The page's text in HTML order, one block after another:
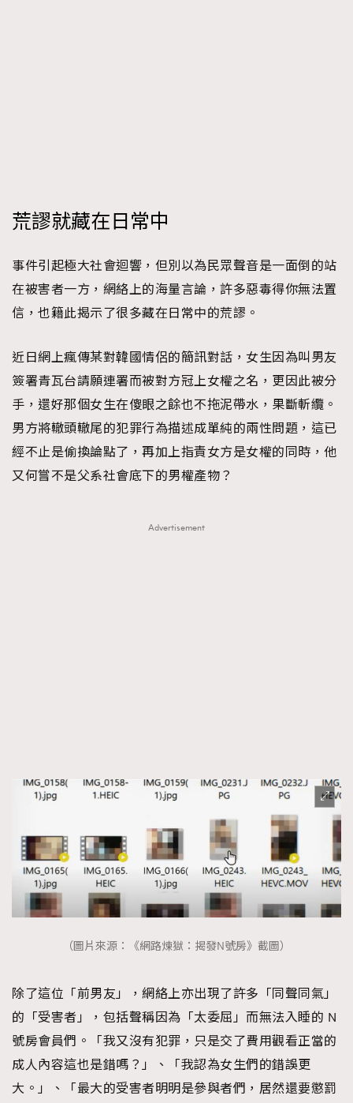
荒謬就藏在日常中
事件引起極大社會迴響，但別以為民眾聲音是一面倒的站
在被害者一方，網絡上的海量言論，許多惡毒得你無法置
信，也籍此揭示了很多藏在日常中的荒謬。
近日網上瘋傳某對韓國情侶的簡訊對話，女生因為叫男友
簽署青瓦台請願連署而被對方冠上女權之名，更因此被分
手，還好那個女生在傻眼之餘也不拖泥帶水，果斷斬纜。
男方將轍頭轍尾的犯罪行為描述成單純的兩性問題，這已
經不止是偷換論點了，再加上指責女方是女權的同時，他
又何嘗不是父系社會底下的男權產物？
Advertisement
（圖片來源：《網路煉獄：揭發N號房》截圖）
除了這位「前男友」，網絡上亦出現了許多「同聲同氣」
的「受害者」，包括聲稱因為「太委屈」而無法入睡的 N
號房會員們。「我又沒有犯罪，只是交了費用觀看正當的
成人內容這也是錯嗎？」、「我認為女生們的錯誤更
大。」、「最大的受害者明明是參與者們，居然還要懲罰